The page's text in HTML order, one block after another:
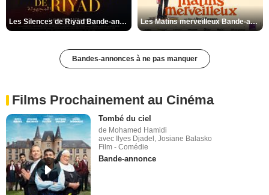
Les Silences de Riyad Bande-annonce VO STFR Les Matins merveilleux Bande-annonce VF
Bandes-annonces à ne pas manquer
Films Prochainement au Cinéma
Tombé du ciel
de Mohamed Hamidi
avec Ilyes Djadel, Josiane Balasko
Film - Comédie
Bande-annonce